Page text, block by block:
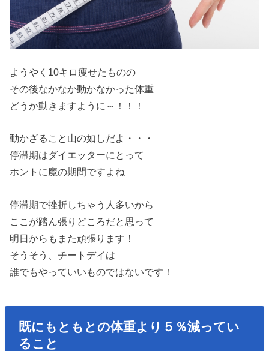
ようやく10キロ痩せたものの
その後なかなか動かなかった体重
どうか動きますように～！！！
動かざること山の如しだよ・・・
停滞期はダイエッターにとって
ホントに魔の期間ですよね
停滞期で挫折しちゃう人多いから
ここが踏ん張りどころだと思って
明日からもまた頑張ります！
そうそう、チートデイは
誰でもやっていいものではないです！
既にもともとの体重より５％減ってい
ること